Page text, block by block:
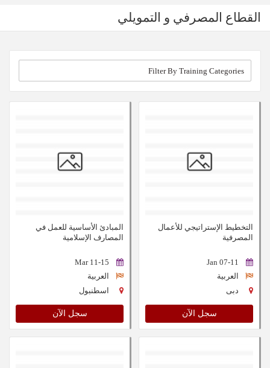
القطاع المصرفي و التمويلي
التخطيط الإستراتيجي للأعمال
المصرفية
07-11 Jan
العربية
دبى
سجل الآن
المبادئ الأساسية للعمل في
المصارف الإسلامية
11-15 Mar
العربية
اسطنبول
سجل الآن